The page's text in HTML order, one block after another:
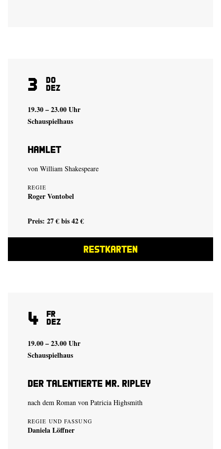
3 Do
Dez
19.30 – 23.00 Uhr
Schauspielhaus
Hamlet
von William Shakespeare
REGIE
Roger Vontobel
Preis: 27 € bis 42 €
RESTKARTEN
4 Fr
Dez
19.00 – 23.00 Uhr
Schauspielhaus
Der talentierte Mr. Ripley
nach dem Roman von Patricia Highsmith
REGIE UND FASSUNG
Daniela Löffner